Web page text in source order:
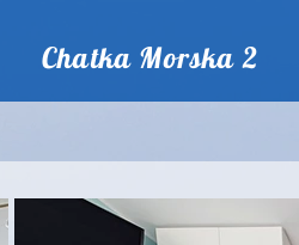
Chatka Morska 2